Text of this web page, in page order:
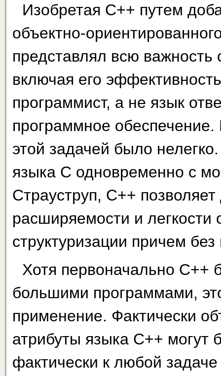
Изобретая С++ путем
объектно-
представлял всю
включая его
программист, а не язык
программное обеспечение.
этой задачей было
языка С одновременно с
Страуструп, С++ позволяет
расширяемости и легкости
структуризации причем
Хотя первоначально С++
большими программами,
применение. Фактически
атрибуты языка С++
фактически к любой